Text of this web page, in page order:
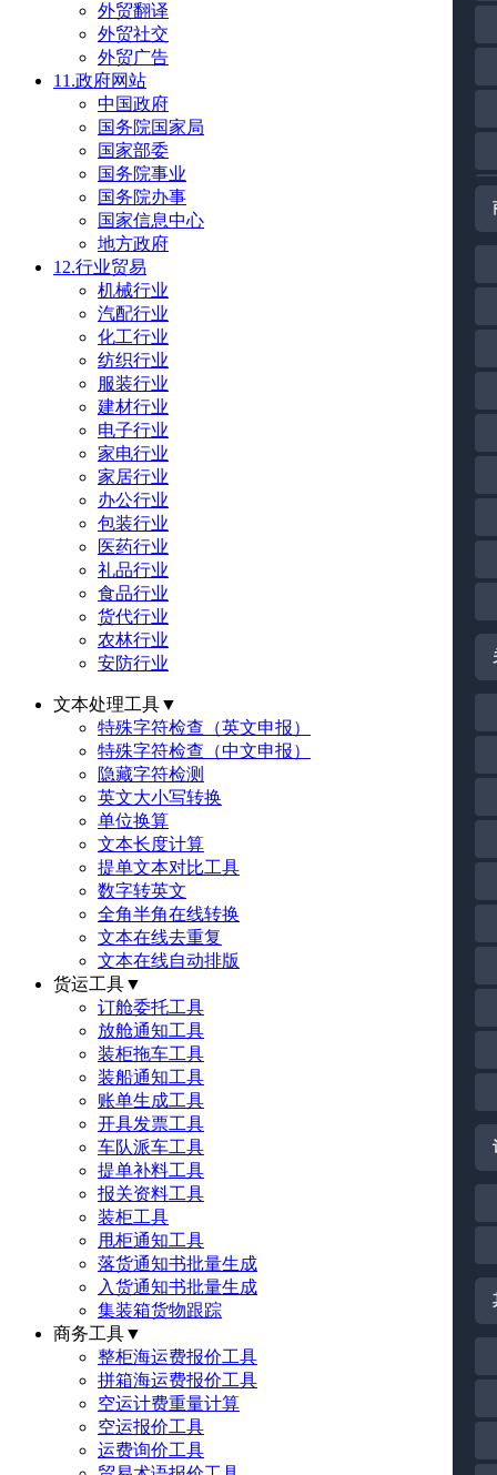
外贸翻译
外贸社交
外贸广告
11.政府网站
中国政府
国务院国家局
国家部委
国务院事业
国务院办事
国家信息中心
地方政府
12.行业贸易
机械行业
汽配行业
化工行业
纺织行业
服装行业
建材行业
电子行业
家电行业
家居行业
办公行业
包装行业
医药行业
礼品行业
食品行业
货代行业
农林行业
安防行业
文本处理工具▼
特殊字符检查（英文申报）
特殊字符检查（中文申报）
隐藏字符检测
英文大小写转换
单位换算
文本长度计算
提单文本对比工具
数字转英文
全角半角在线转换
文本在线去重复
文本在线自动排版
货运工具▼
订舱委托工具
放舱通知工具
装柜拖车工具
装船通知工具
账单生成工具
开具发票工具
车队派车工具
提单补料工具
报关资料工具
装柜工具
甩柜通知工具
落货通知书批量生成
入货通知书批量生成
集装箱货物跟踪
商务工具▼
整柜海运费报价工具
拼箱海运费报价工具
空运计费重量计算
空运报价工具
运费询价工具